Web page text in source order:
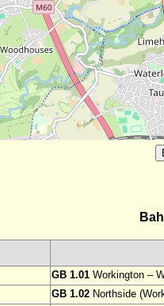
GB 1.01 Workington –
GB 1.02 Northside